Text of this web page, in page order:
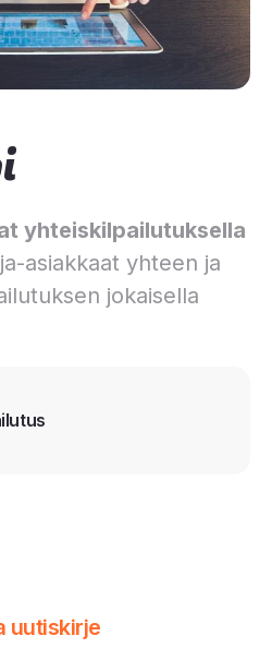
yhteiskilpailutuksella
asiakkaat yhteen ja
jokaisella
uutiskirje